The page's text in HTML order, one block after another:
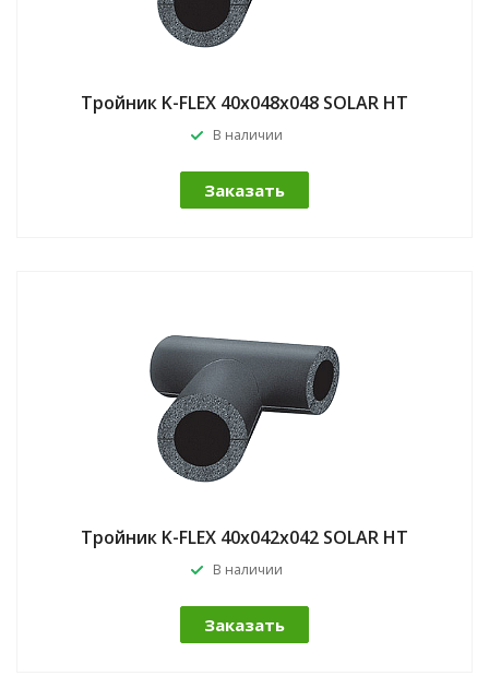
Тройник K-FLEX 40x048x048 SOLAR HT
В наличии
Заказать
Тройник K-FLEX 40x042x042 SOLAR HT
В наличии
Заказать